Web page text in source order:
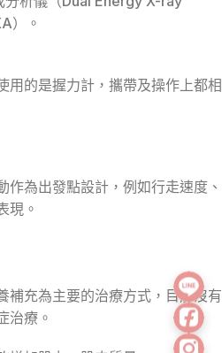
）。
用的是握力計，攜帶及操作上都相
作為出發點設計，例如行走速度、
現。
補充為主要的治療方式，目前沒有
治療。